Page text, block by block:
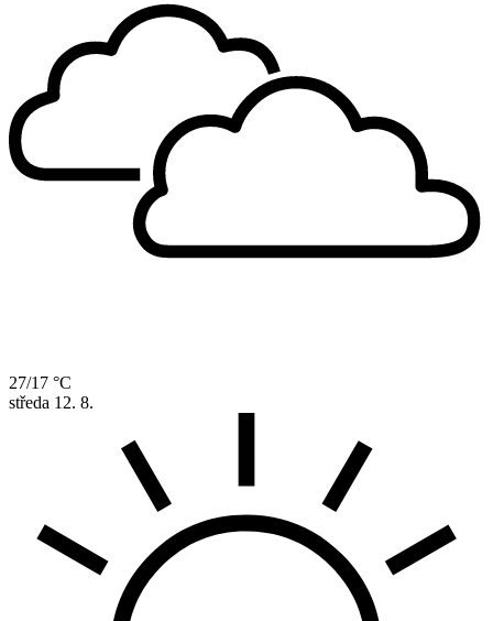
27/17 °C
středa 12. 8.